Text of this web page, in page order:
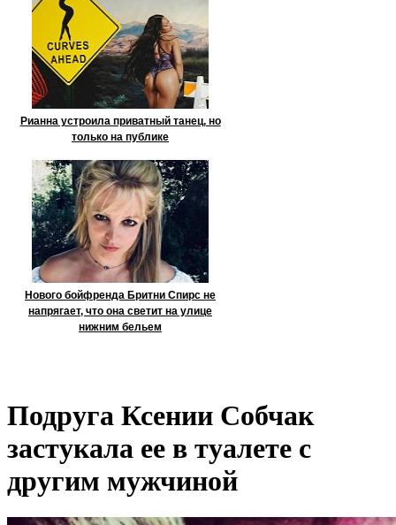
Рианна устроила приватный танец, но
только на публике
Нового бойфренда Бритни Спирс не
напрягает, что она светит на улице
нижним бельем
Подруга Ксении Собчак
застукала ее в туалете с
другим мужчиной